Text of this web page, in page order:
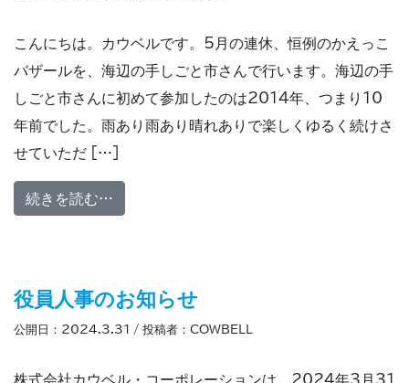
こんにちは。カウベルです。5月の連休、恒例のかえっこ
バザールを、海辺の手しごと市さんで行います。海辺の手
しごと市さんに初めて参加したのは2014年、つまり10
年前でした。雨あり雨あり晴れありで楽しくゆるく続けさ
せていただ […]
続きを読む…
役員人事のお知らせ
公開日： 2024.3.31 / 投稿者： COWBELL
株式会社カウベル・コーポレーションは、2024年3月31